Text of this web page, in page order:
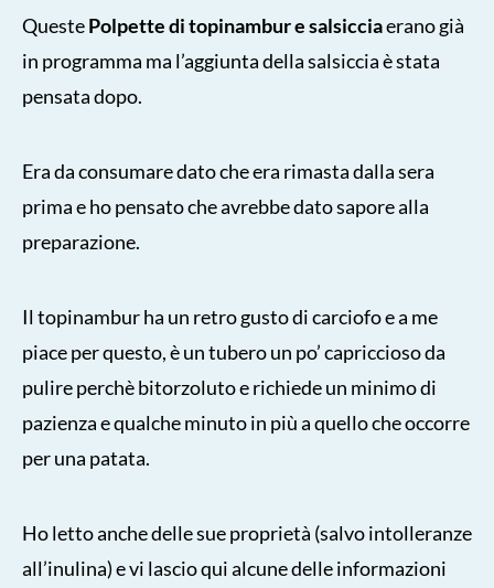
QuestePolpette di topinambur e salsicciaerano già
in programma ma l’aggiunta della salsiccia è stata
pensata dopo.
Era da consumare dato che era rimasta dalla sera
prima e ho pensato che avrebbe dato sapore alla
preparazione.
Il topinambur ha un retro gusto di carciofo e a me
piace per questo, è un tubero un po’ capriccioso da
pulire perchè bitorzoluto e richiede un minimo di
pazienza e qualche minuto in più a quello che occorre
per una patata.
Ho letto anche delle sue proprietà (salvo intolleranze
all’inulina) e vi lascio qui alcune delle informazioni